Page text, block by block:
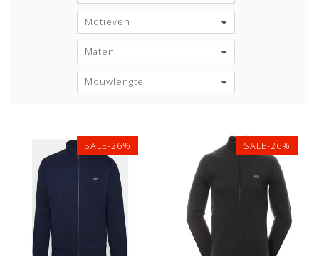
Motieven
Maten
Mouwlengte
SALE-26% SALE-26%